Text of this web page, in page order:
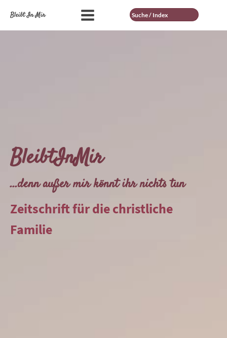
Bleibt In Mir Suche
BleibtInMir
...denn außer mir könnt ihr nichts tun
Zeitschrift für die christliche
Familie